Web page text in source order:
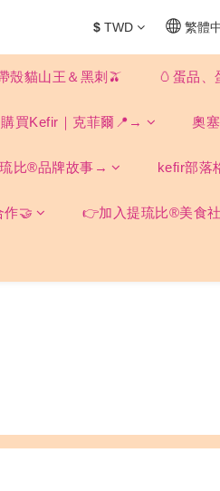
$ TWD 繁體
殼貓山王＆黑刺🫒 🥚蛋品、
購買Kefir｜克菲爾📍→ 奧
比®品牌故事→ kefir部落
作🤝 👉加入提琉比®美食